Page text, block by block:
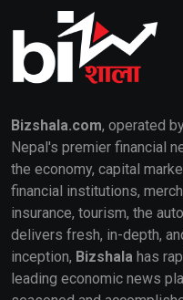
Bizshala.com, operated
Nepal's premier financial
the economy, capital
financial institutions,
insurance, tourism, the
delivers fresh, in-depth,
inception, Bizshala has
leading economic news